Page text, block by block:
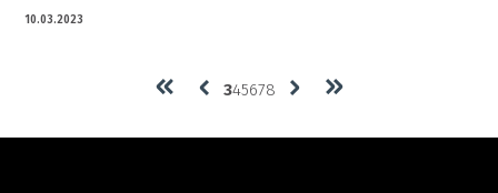
10.03.2023
345678